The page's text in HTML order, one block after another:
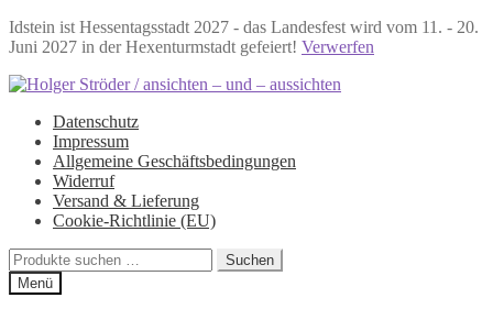
Idstein ist Hessentagsstadt 2027 - das Landesfest wird vom 11. - 20.
Juni 2027 in der Hexenturmstadt gefeiert! Verwerfen
Zur
springen
Zum
springenDatenschutz
Impressum
Allgemeine Geschäftsbedingungen
Widerruf
Versand & Lieferung
Cookie-Richtlinie (EU)
Suchen
nach:
Suchen
Menü